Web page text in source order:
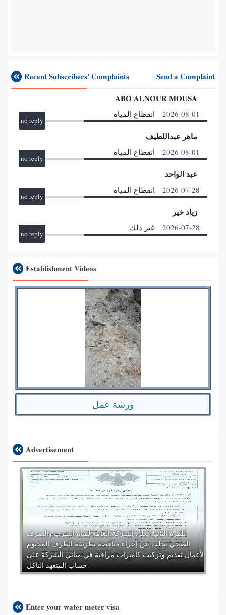
Recent Subscribers' Complaints
Send a Complaint
ABO ALNOUR MOUSA
2026-08-01 انقطاع المياه
no reply
ماهر عبداللطيف
2026-08-01 انقطاع المياه
no reply
عبد الواحد
2026-07-28 انقطاع المياه
no reply
زياد خير
2026-07-28 غير ذلك
no reply
Establishment Videos
ورشة عمل
Advertisement
للمرة الثانية تعلن الشركة العامة لمياه الشرب والصرف
الصحي بحلب عن إجراء مناقصة بطريقة الظرف المختوم
لأعمال تقديم وتركيب كاميرات مراقبة في مباني الشركة على
حساب المتعهد الناكل
Enter your water meter visa